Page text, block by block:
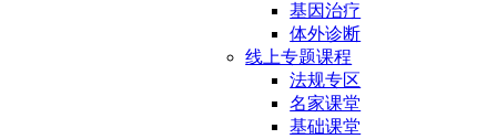
基因治疗
体外诊断
线上专题课程
法规专区
名家课堂
基础课堂